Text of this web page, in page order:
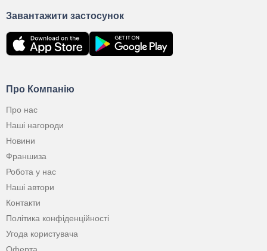
Про Компанію
Про нас
Наші нагороди
Новини
Франшиза
Робота у нас
Наші автори
Контакти
Політика конфіденційності
Угода користувача
Завантажити застосунок